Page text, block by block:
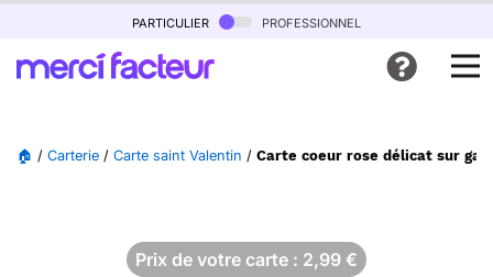
particulier professionnel
🏠 / Carterie / Carte saint Valentin / Carte coeur rose délicat sur
Prix de votre carte : 2,99 €